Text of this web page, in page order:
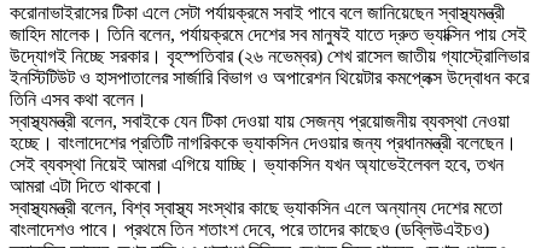
করোনাভাইরাসের টিকা এলে সেটা পর্যায়ক্রমে সবাই পাবে বলে জানিয়েছেন স্বাস্থ্যমন্ত্রী
জাহিদ মালেক। তিনি বলেন, পর্যায়ক্রমে দেশের সব মানুষই যাতে দ্রুত ভ্যাক্সিন পায় সেই
উদ্যোগই নিচ্ছে সরকার। বৃহস্পতিবার (২৬ নভেম্বর) শেখ রাসেল জাতীয় গ্যাস্ট্রোলিভার
ইনস্টিটিউট ও হাসপাতালের সার্জারি বিভাগ ও অপারেশন থিয়েটার কমপ্লেক্স উদ্বোধন করে
তিনি এসব কথা বলেন।
স্বাস্থ্যমন্ত্রী বলেন, সবাইকে যেন টিকা দেওয়া যায় সেজন্য প্রয়োজনীয় ব্যবস্থা নেওয়া
হচ্ছে। বাংলাদেশের প্রতিটি নাগরিককে ভ্যাকসিন দেওয়ার জন্য প্রধানমন্ত্রী বলেছেন।
সেই ব্যবস্থা নিয়েই আমরা এগিয়ে যাচ্ছি। ভ্যাকসিন যখন অ্যাভেইলেবল হবে, তখন
আমরা এটা দিতে থাকবো।
স্বাস্থ্যমন্ত্রী বলেন, বিশ্ব স্বাস্থ্য সংস্থার কাছে ভ্যাকসিন এলে অন্যান্য দেশের মতো
বাংলাদেশও পাবে। প্রথমে তিন শতাংশ দেবে, পরে তাদের কাছেও (ডব্লিউএইচও)